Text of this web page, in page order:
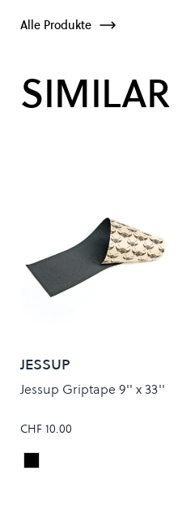
Alle Produkte
JESSUP
Jessup Griptape 9'' x 33''
CHF 10.00
Colour
Black